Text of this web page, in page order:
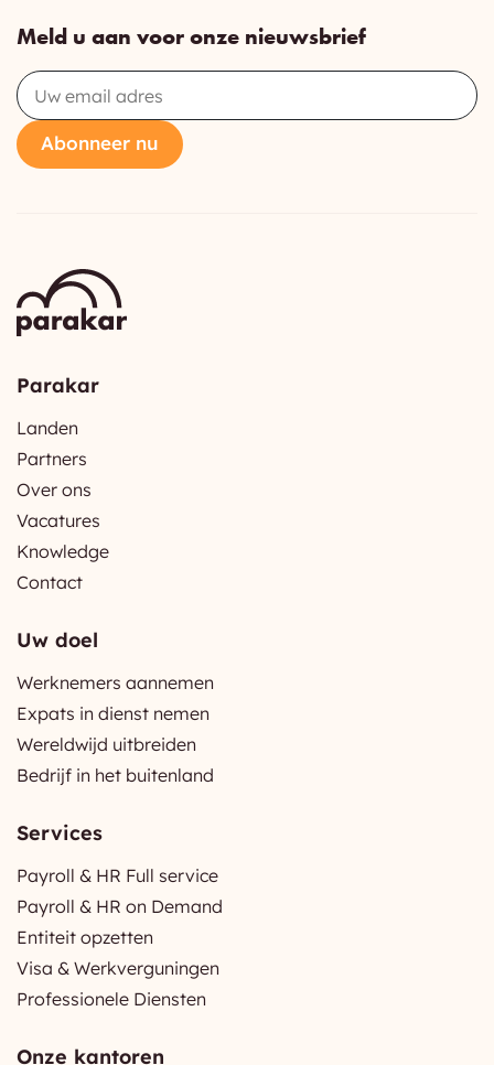
Meld u aan voor onze nieuwsbrief
Email
Abonneer nu
Parakar
Landen
Partners
Over ons
Vacatures
Knowledge
Contact
Uw doel
Werknemers aannemen
Expats in dienst nemen
Wereldwijd uitbreiden
Bedrijf in het buitenland
Services
Payroll & HR Full service
Payroll & HR on Demand
Entiteit opzetten
Visa & Werkverguningen
Professionele Diensten
Onze kantoren